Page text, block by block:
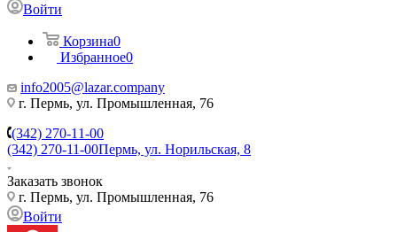
Войти
Корзина0
Избранное0
info2005@lazar.company
г. Пермь, ул. Промышленная, 76
(342) 270-11-00
(342) 270-11-00Пермь, ул. Норильская, 8
Заказать звонок
г. Пермь, ул. Промышленная, 76
Войти